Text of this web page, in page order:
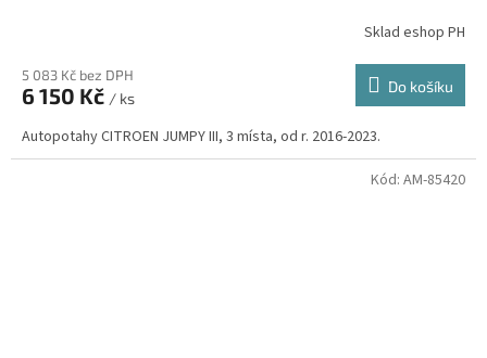
Sklad eshop PH
5 083 Kč bez DPH
6 150 Kč / ks
Do košíku
Autopotahy CITROEN JUMPY III, 3 místa, od r. 2016-2023.
Kód: AM-85420